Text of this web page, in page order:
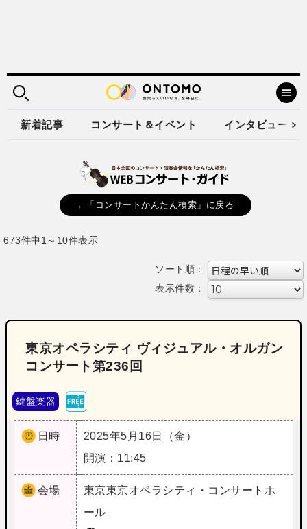
新着記事 コンサート＆イベント インタビュー
←「コンサートかんたん検索」に戻る
673件中1～10件表示
ソート順：
表示件数：
東京オペラシティ ヴィジュアル・オルガン
コンサート第236回
鍵盤楽器
日時
2025年5月16日（金）
開演：11:45
会場 東京東京オペラシティ・コンサートホ
ール